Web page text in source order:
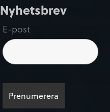
Nyhetsbrev
E-post